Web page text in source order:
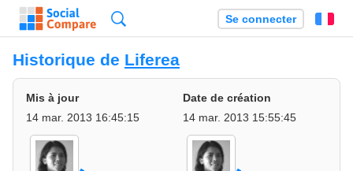
Se connecter
Historique de Liferea
Mis à jour
14 mar. 2013 16:45:15
Date de création
14 mar. 2013 15:55:45